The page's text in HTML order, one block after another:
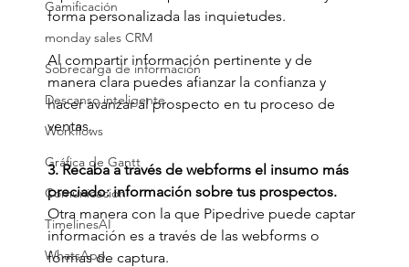
Gamificación
monday sales CRM
Sobrecarga de información
Descanso inteligente
Workflows
Gráfica de Gantt
Comunicación
TimelinesAI
WhatsApp
forma personalizada las inquietudes.
Al compartir información pertinente y de
manera clara puedes afianzar la confianza y
hacer avanzar al prospecto en tu proceso de
ventas.
3. Recaba a través de webforms el insumo más
preciado: información sobre tus prospectos.
Otra manera con la que Pipedrive puede captar
información es a través de las webforms o
formas de captura.